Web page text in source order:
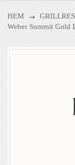
HEM →
Weber Summit Gold